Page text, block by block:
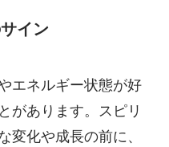
イン
エネルギー状態が好
があります。スピリ
変化や成長の前に、